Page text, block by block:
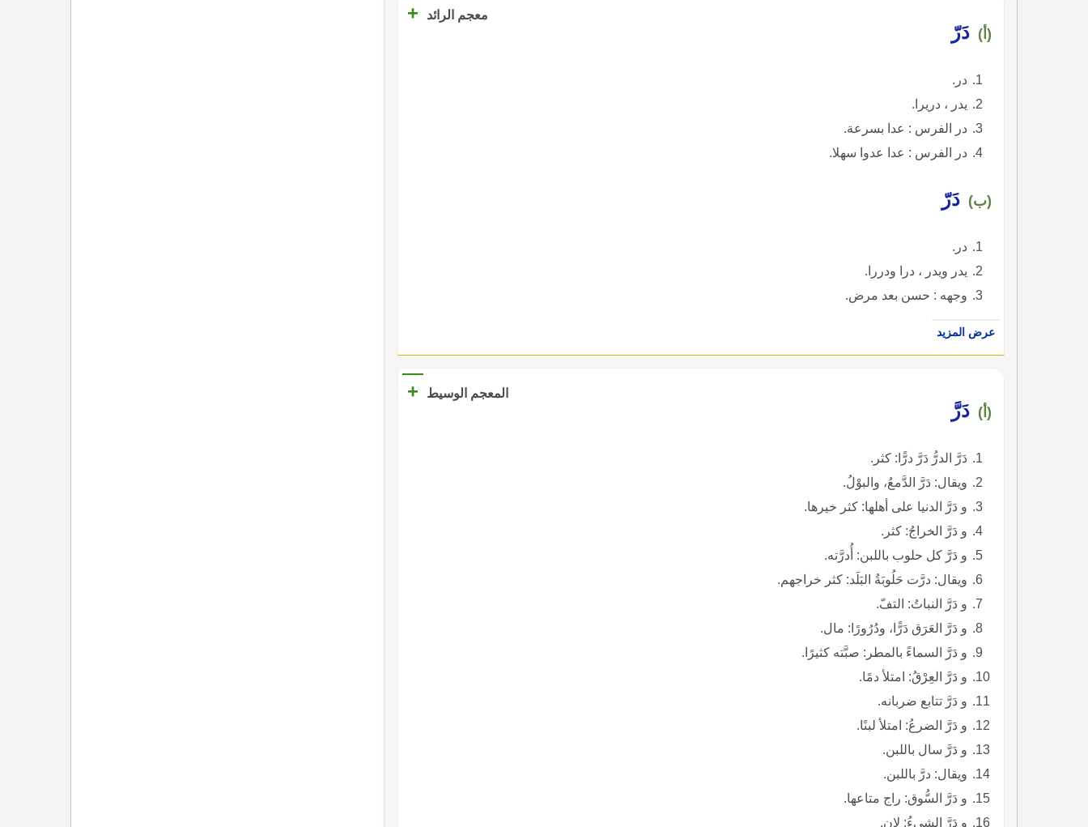
معجم الرائد +
(أ) دَرّ
در.
يدر ، دريرا.
در الفرس : عدا بسرعة.
در الفرس : عدا عدوا سهلا.
(ب) دَرّ
در.
يدر ويدر ، درا ودررا.
وجهه : حسن بعد مرض.
عرض المزيد
المعجم الوسيط +
(أ) دَرَّ
دَرَّ الدرُّ دَرَّ درًّا: كثر.
ويقال: دَرَّ الدَّمعُ، والبوْلُ.
و دَرَّ الدنيا على أهلها: كثر خيرها.
و دَرَّ الخراجُ: كثر.
و دَرَّ كل حلوب باللبن: أُدرَّته.
ويقال: درَّت حَلُوبَةُ البَلَد: كثر خراجهم.
و دَرَّ النباتُ: التفّ.
و دَرَّ العَرَق دَرًّا، ودُرُورًا: مال.
و دَرَّ السماءً بالمطر: صبَّته كثيرًا.
و دَرَّ العِرْقُ: امتلأ دمًا.
و دَرَّ تتابع ضربانه.
و دَرَّ الضرعُ: امتلأ لبنًا.
و دَرَّ سال باللبن.
ويقال: درَّ باللبن.
و دَرَّ السُّوق: راج متاعها.
و دَرَّ الشيءُ: لان.